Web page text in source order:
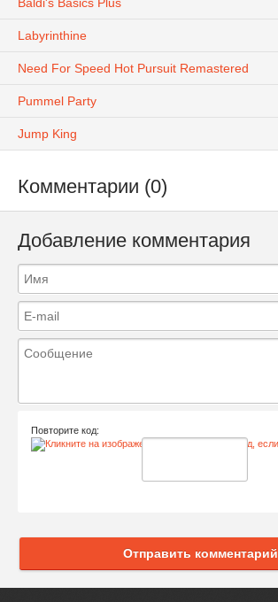
Baldi's Basics Plus
Labyrinthine
Need For Speed Hot Pursuit Remastered
Pummel Party
Jump King
Комментарии (0)
Добавление комментария
Повторите код:
Отправить комментарий